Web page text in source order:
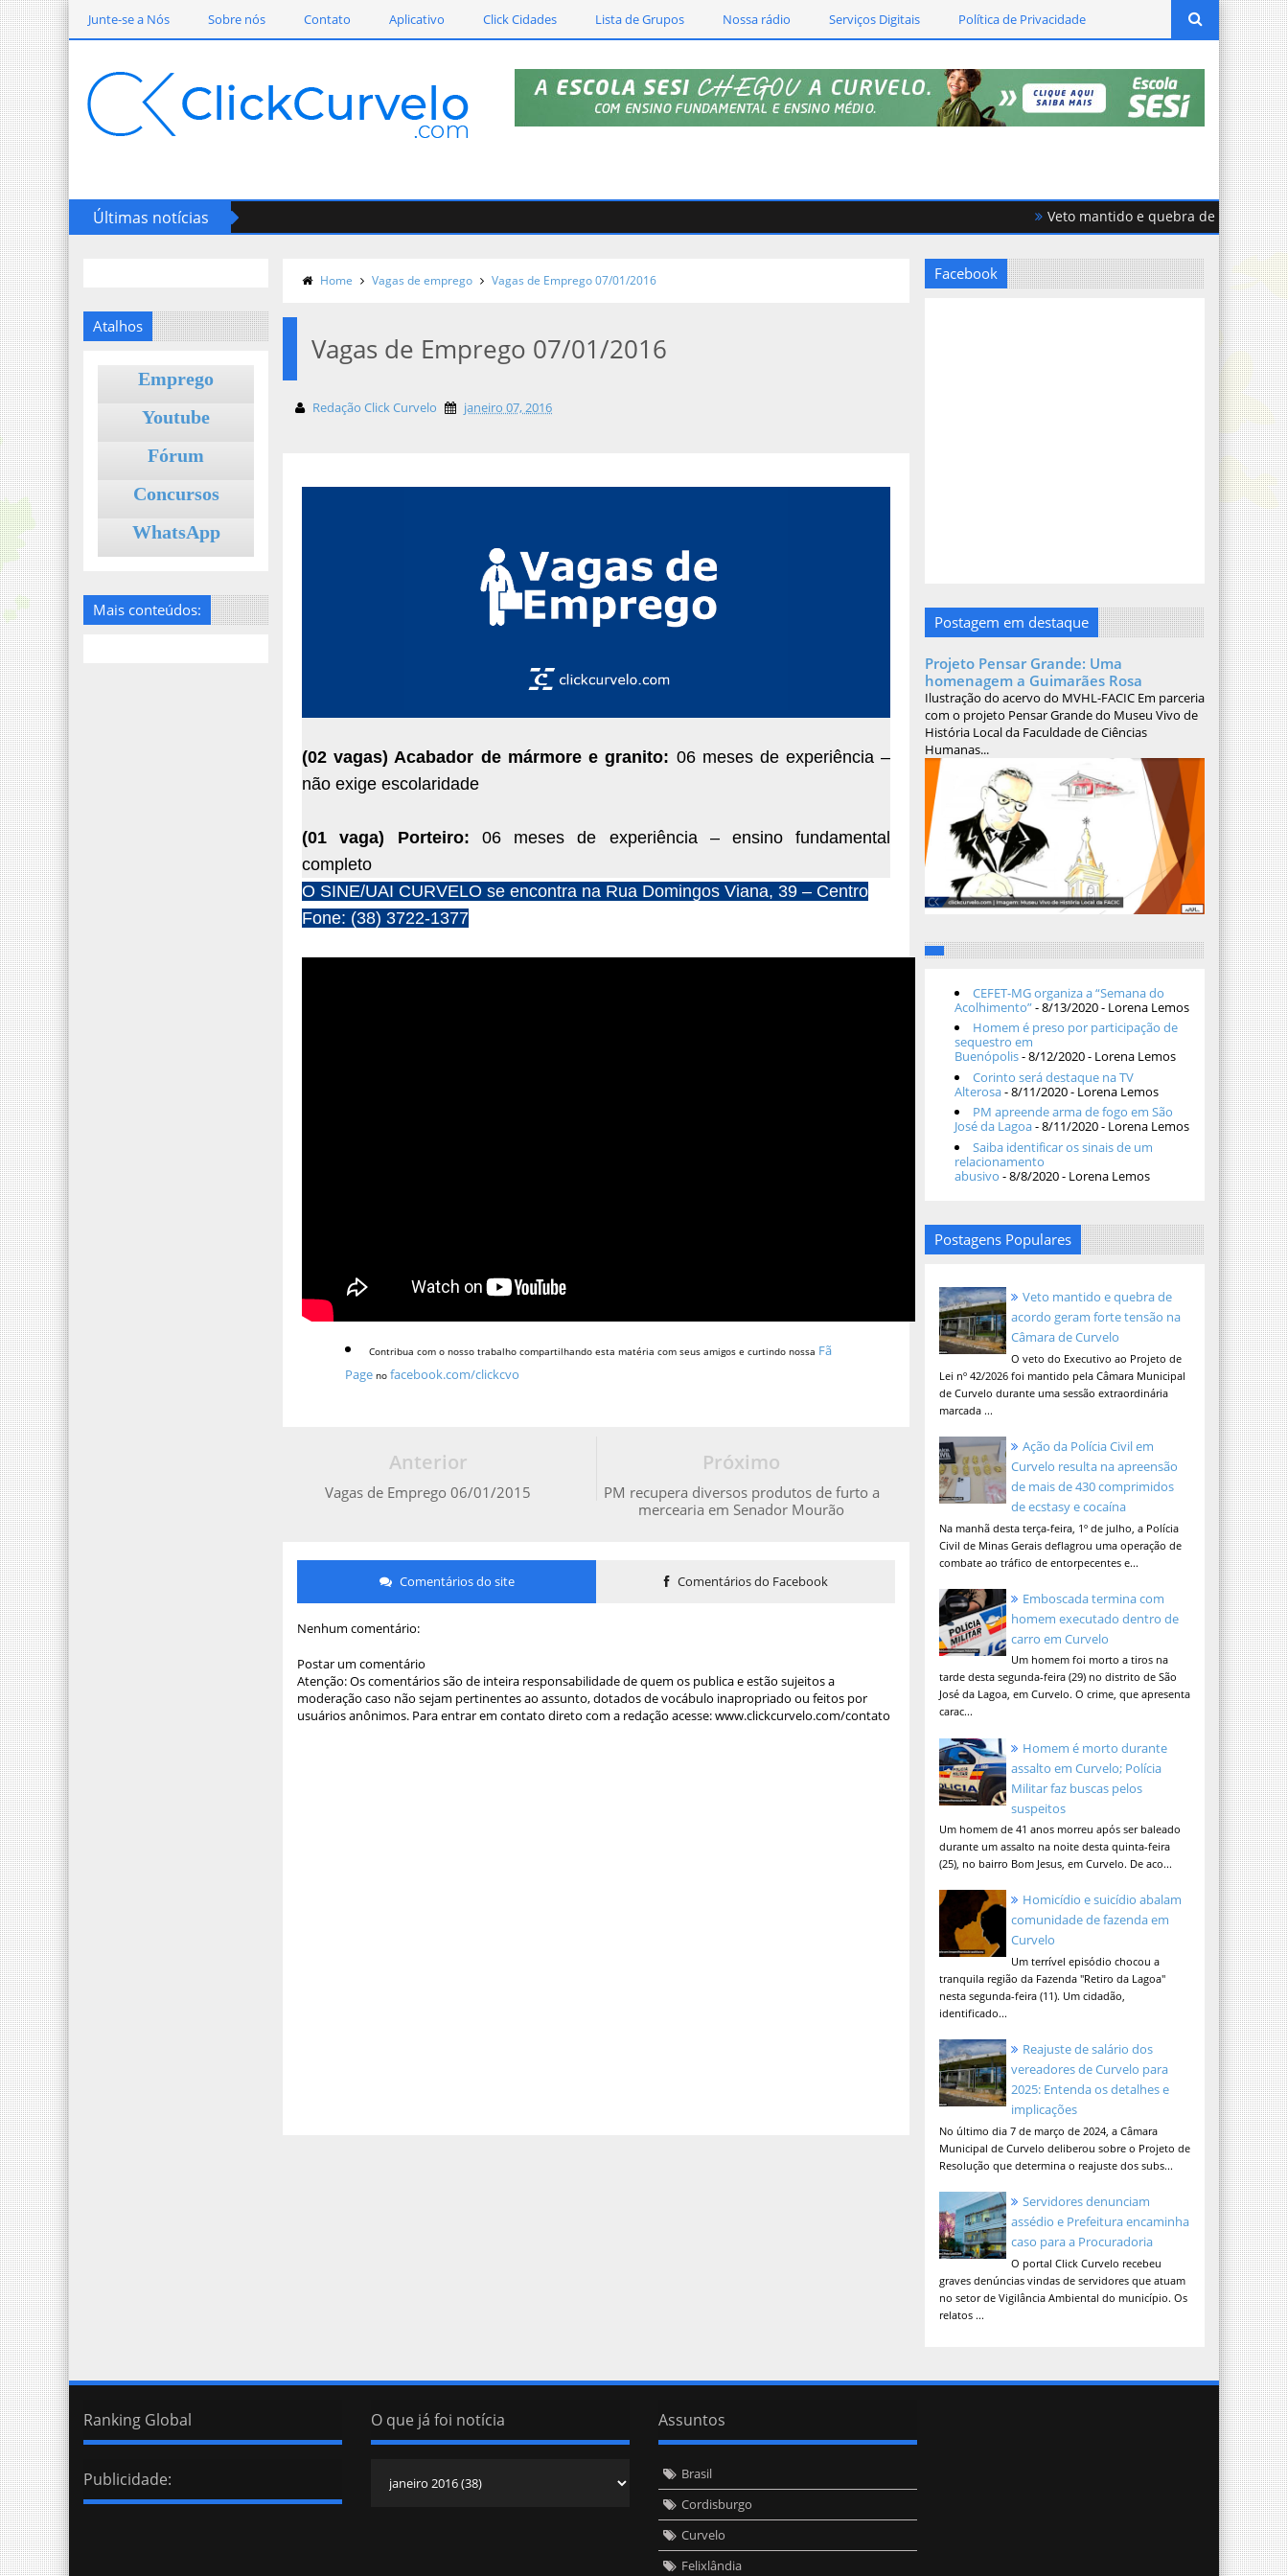
Junte-se a Nós Sobre nós Contato Aplicativo Click Cidades Lista de Grupos Nossa rádio Serviços Digitais Política de Privacidade
Últimas notícias Veto mantido e quebra de acordo
Atalhos
Emprego
Youtube
Fórum
Concursos
WhatsApp
Mais conteúdos:
Home Vagas de emprego Vagas de Emprego 07/01/2016
Vagas de Emprego 07/01/2016
Redação Click Curvelo janeiro 07, 2016
(02 vagas) Acabador de mármore e granito: 06 meses de experiência –
não exige escolaridade
(01 vaga) Porteiro: 06 meses de experiência – ensino fundamental
completo
O SINE/UAI CURVELO se encontra na Rua Domingos Viana, 39 – Centro
Fone: (38) 3722-1377
Contribua com o nosso trabalho compartilhando esta matéria com seus amigos e curtindo nossa Fã
Page nofacebook.com/clickcvo
Próximo
PM recupera diversos produtos de furto a
mercearia em Senador Mourão
Anterior
Vagas de Emprego 06/01/2015
Comentários do site Comentários do Facebook
Nenhum comentário:
Postar um comentário
Atenção: Os comentários são de inteira responsabilidade de quem os publica e estão sujeitos a
moderação caso não sejam pertinentes ao assunto, dotados de vocábulo inapropriado ou feitos por
usuários anônimos. Para entrar em contato direto com a redação acesse: www.clickcurvelo.com/contato
Facebook
Postagem em destaque
Projeto Pensar Grande: Uma
homenagem a Guimarães Rosa
Ilustração do acervo do MVHL-FACIC Em parceria
com o projeto Pensar Grande do Museu Vivo de
História Local da Faculdade de Ciências
Humanas...
CEFET-MG organiza a “Semana do
Acolhimento”- 8/13/2020- Lorena Lemos
Homem é preso por participação de
sequestro em
Buenópolis- 8/12/2020- Lorena Lemos
Corinto será destaque na TV
Alterosa- 8/11/2020- Lorena Lemos
PM apreende arma de fogo em São
José da Lagoa- 8/11/2020- Lorena Lemos
Saiba identificar os sinais de um
relacionamento
abusivo - 8/8/2020- Lorena Lemos
Postagens Populares
Veto mantido e quebra de
acordo geram forte tensão na
Câmara de Curvelo
O veto do Executivo ao Projeto de
Lei nº 42/2026 foi mantido pela Câmara Municipal
de Curvelo durante uma sessão extraordinária
marcada ...
Ação da Polícia Civil em
Curvelo resulta na apreensão
de mais de 430 comprimidos
de ecstasy e cocaína
Na manhã desta terça-feira, 1º de julho, a Polícia
Civil de Minas Gerais deflagrou uma operação de
combate ao tráfico de entorpecentes e...
Emboscada termina com
homem executado dentro de
carro em Curvelo
Um homem foi morto a tiros na
tarde desta segunda-feira (29) no distrito de São
José da Lagoa, em Curvelo. O crime, que apresenta
carac...
Homem é morto durante
assalto em Curvelo; Polícia
Militar faz buscas pelos
suspeitos
Um homem de 41 anos morreu após ser baleado
durante um assalto na noite desta quinta-feira
(25), no bairro Bom Jesus, em Curvelo. De aco...
Homicídio e suicídio abalam
comunidade de fazenda em
Curvelo
Um terrível episódio chocou a
tranquila região da Fazenda "Retiro da Lagoa"
nesta segunda-feira (11). Um cidadão,
identificado...
Reajuste de salário dos
vereadores de Curvelo para
2025: Entenda os detalhes e
implicações
No último dia 7 de março de 2024, a Câmara
Municipal de Curvelo deliberou sobre o Projeto de
Resolução que determina o reajuste dos subs...
Servidores denunciam
assédio e Prefeitura encaminha
caso para a Procuradoria
O portal Click Curvelo recebeu
graves denúncias vindas de servidores que atuam
no setor de Vigilância Ambiental do município. Os
relatos ...
Ranking Global
Publicidade:
O que já foi notícia Assuntos
Brasil
Cordisburgo
Curvelo
Felixlândia